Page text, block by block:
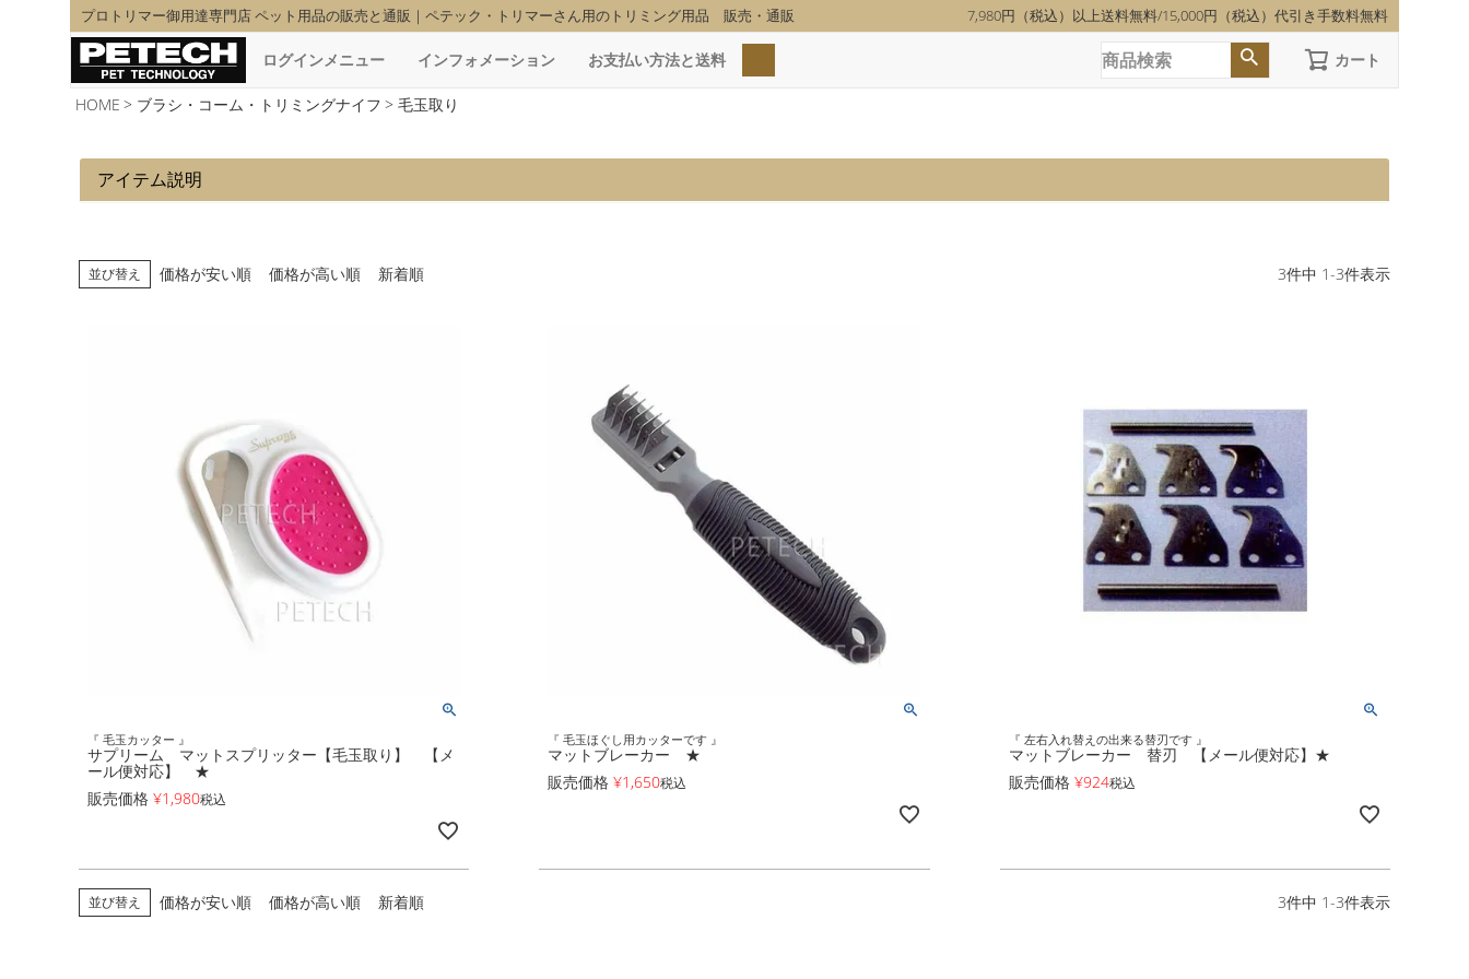
プロトリマー御用達専門店 ペット用品の販売と通販｜ペテック・トリマーさん用のトリミング用品 販売・通販 7,980円（税込）以上送料無料/15,000円（税込）代引き手数料無料
ログインメニュー インフォメーション お支払い方法と送料
検索 カート
HOME ブラシ・コーム・トリミングナイフ 毛玉取り
アイテム説明
並び替え 価格が安い順 価格が高い順 新着順 3件中 1-3件表示
『 毛玉カッター 』
サプリーム マットスプリッター【毛玉取り】 【メ
ール便対応】 ★
販売価格 ¥1,980税込
『 毛玉ほぐし用カッターです 』
マットブレーカー ★
販売価格 ¥1,650税込
『 左右入れ替えの出来る替刃です 』
マットブレーカー 替刃 【メール便対応】★
販売価格 ¥924税込
並び替え 価格が安い順 価格が高い順 新着順 3件中 1-3件表示